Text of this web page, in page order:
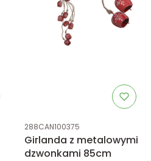
Kod produktu
288CAN100375
Girlanda z metalowymi
dzwonkami 85cm